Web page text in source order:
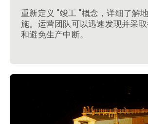
重新定义 "竣工 "概念，详细了解
施。运营团队可以迅速发现并采
和避免生产中断。